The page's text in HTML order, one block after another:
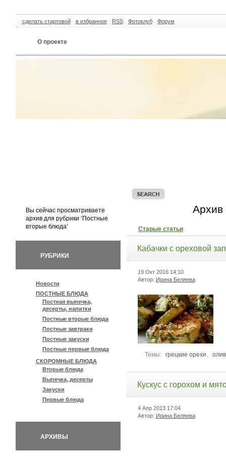
сделать стартовой в избранное RSS Фотоклуб Форум
О проекте
Вы сейчас просматриваете
архив для рубрики ‘Постные
вторые блюда’
РУБРИКИ
Новости
ПОСТНЫЕ БЛЮДА
Постная выпечка,
десерты, напитки
Постные вторые блюда
Постные завтраки
Постные закуски
Постные первые блюда
СКОРОМНЫЕ БЛЮДА
Вторые блюда
Выпечка, десерты
Закуски
Первые блюда
АРХИВЫ
Архив
Старые статьи
Кабачки с ореховой
19 Окт 2016 14:10
Автор: Ирина Беляева
Темы: грецкие орехи ,
Кускус с горохом и
4 Апр 2013 17:04
Автор: Ирина Беляева